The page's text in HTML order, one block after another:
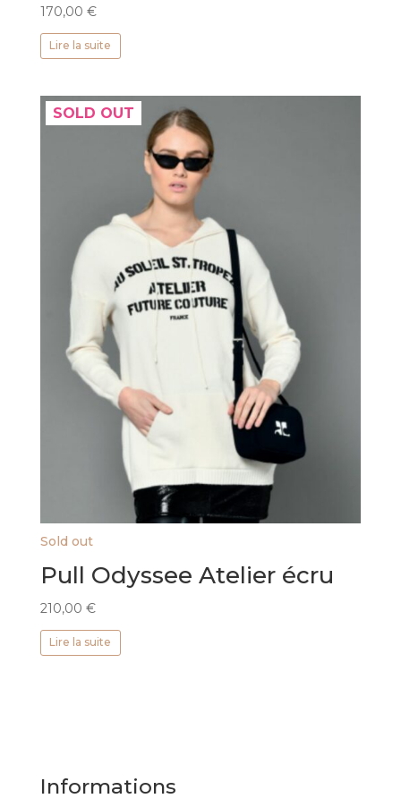
170,00 €
Lire la suite
SOLD OUT
Sold out
Pull Odyssee Atelier écru
210,00 €
Lire la suite
Informations